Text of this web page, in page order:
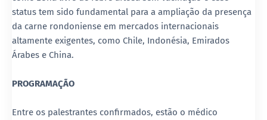
status tem sido fundamental para a ampliação da presença
da carne rondoniense em mercados internacionais
altamente exigentes, como Chile, Indonésia, Emirados
Árabes e China.
PROGRAMAÇÃO
Entre os palestrantes confirmados, estão o médico